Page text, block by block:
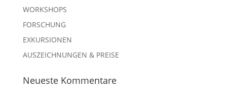
WORKSHOPS
FORSCHUNG
EXKURSIONEN
AUSZEICHNUNGEN & PREISE
Neueste Kommentare